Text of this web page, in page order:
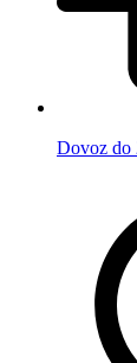
Dovoz do